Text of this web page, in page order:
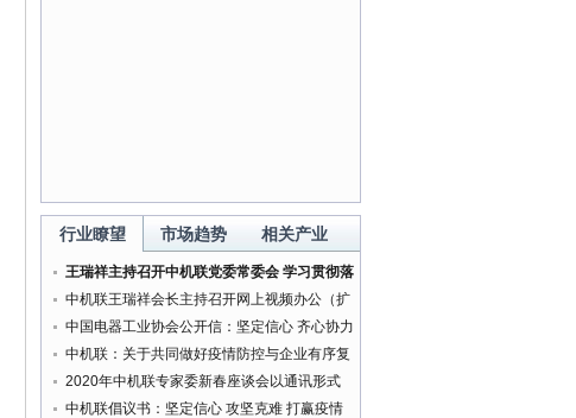
行业瞭望 市场趋势 相关产业
王瑞祥主持召开中机联党委常委会 学习贯彻落
实中央精神研究部署有关工作
中机联王瑞祥会长主持召开网上视频办公（扩
大）会
中国电器工业协会公开信：坚定信心 齐心协力
打赢新型肺炎疫情防控阻击战
中机联：关于共同做好疫情防控与企业有序复
工复产服务工作的通知
2020年中机联专家委新春座谈会以通讯形式
按时召开
中机联倡议书：坚定信心 攻坚克难 打赢疫情